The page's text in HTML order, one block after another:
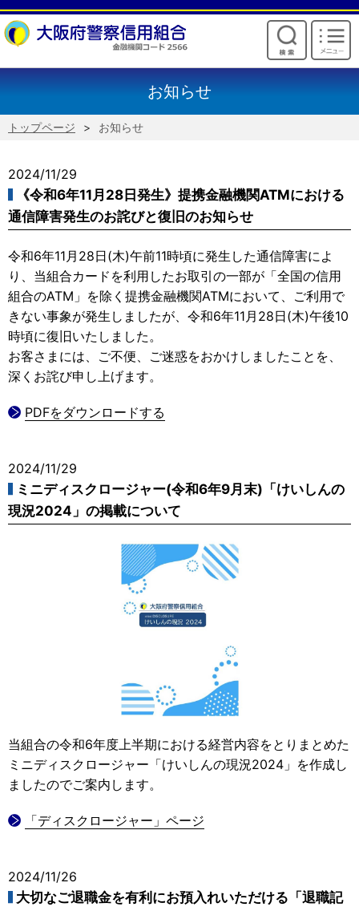
けいしんからのお願い
お知らせ
トップページ お知らせ
2024/11/29
《令和6年11月28日発生》提携金融機関ATMにおける
通信障害発生のお詫びと復旧のお知らせ
令和6年11月28日(木)午前11時頃に発生した通信障害によ
り、当組合カードを利用したお取引の一部が「全国の信用
組合のATM」を除く提携金融機関ATMにおいて、ご利用で
きない事象が発生しましたが、令和6年11月28日(木)午後10
時頃に復旧いたしました。
お客さまには、ご不便、ご迷惑をおかけしましたことを、
深くお詫び申し上げます。
PDFをダウンロードする
2024/11/29
ミニディスクロージャー(令和6年9月末)「けいしんの
現況2024」の掲載について
当組合の令和6年度上半期における経営内容をとりまとめた
ミニディスクロージャー「けいしんの現況2024」を作成し
ましたのでご案内します。
「ディスクロージャー」ページ
2024/11/26
大切なご退職金を有利にお預入れいただける「退職記